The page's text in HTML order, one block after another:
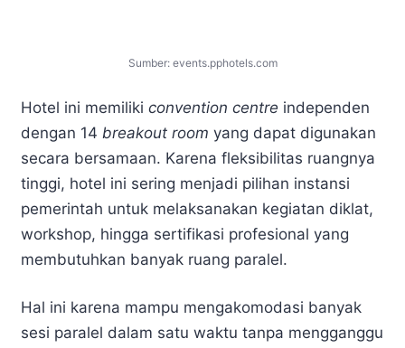
Sumber: events.pphotels.com
Hotel ini memiliki convention centre independen
dengan 14 breakout room yang dapat digunakan
secara bersamaan. Karena fleksibilitas ruangnya
tinggi, hotel ini sering menjadi pilihan instansi
pemerintah untuk melaksanakan kegiatan diklat,
workshop, hingga sertifikasi profesional yang
membutuhkan banyak ruang paralel.
Hal ini karena mampu mengakomodasi banyak
sesi paralel dalam satu waktu tanpa mengganggu